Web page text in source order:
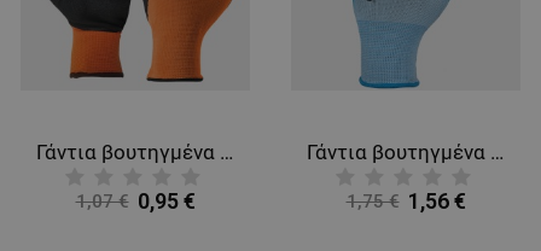
Γάντια βουτηγμένα σε λατέξ BUTTERFLY
1,07 € 0,95 €
Γάντια βουτηγμένα σε λατέξ CATTLEY BLUE
1,75 € 1,56 €